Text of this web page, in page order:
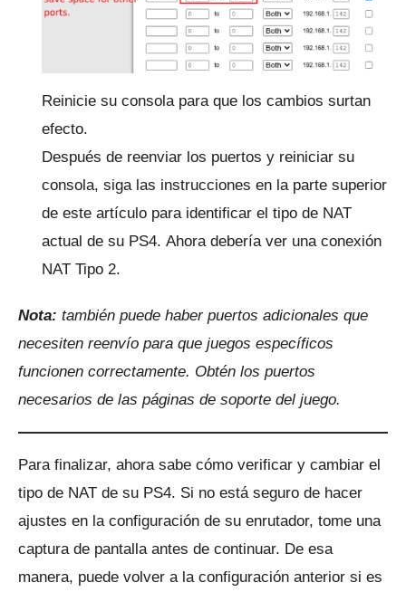
Reinicie su consola para que los cambios surtan
efecto.
Después de reenviar los puertos y reiniciar su
consola, siga las instrucciones en la parte superior
de este artículo para identificar el tipo de NAT
actual de su PS4. Ahora debería ver una conexión
NAT Tipo 2.
Nota: también puede haber puertos adicionales que
necesiten reenvío para que juegos específicos
funcionen correctamente. Obtén los puertos
necesarios de las páginas de soporte del juego.
Para finalizar, ahora sabe cómo verificar y cambiar el
tipo de NAT de su PS4. Si no está seguro de hacer
ajustes en la configuración de su enrutador, tome una
captura de pantalla antes de continuar. De esa
manera, puede volver a la configuración anterior si es